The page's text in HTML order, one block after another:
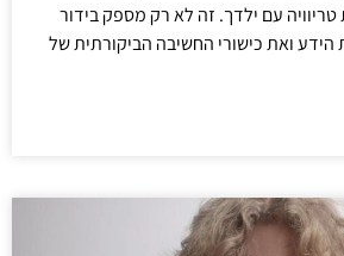
עם ילדך. זה לא רק מספק בידור
ואת כישורי החשיבה הביקורתית של